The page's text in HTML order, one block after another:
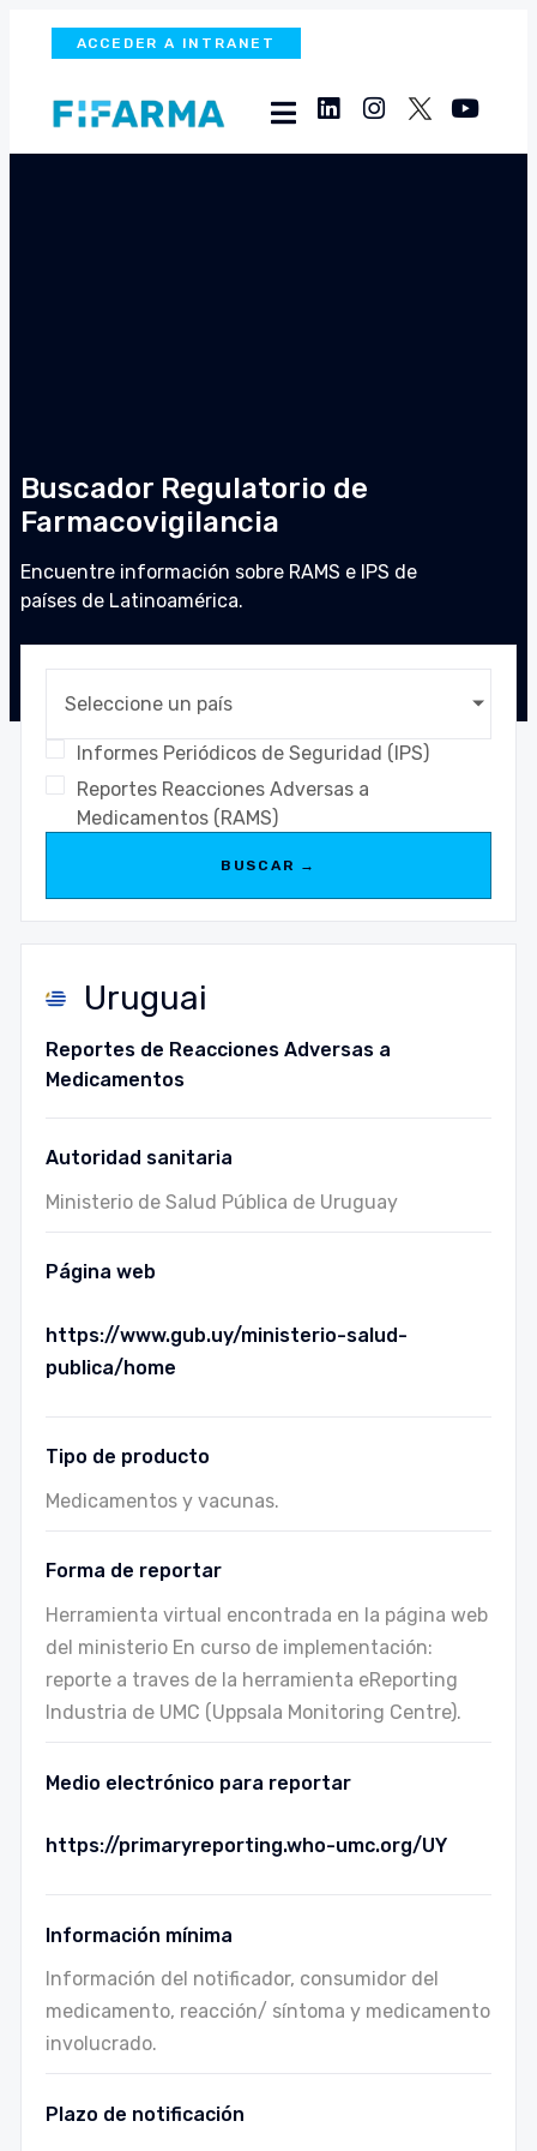
ACCEDER A INTRANET
Buscador Regulatorio de
Farmacovigilancia
Encuentre información sobre RAMS e IPS de
países de Latinoamérica.​
Seleccione un país
Informes Periódicos de Seguridad (IPS)
Reportes Reacciones Adversas a
Medicamentos (RAMS)
BUSCAR →
Uruguai
Reportes de Reacciones Adversas a
Medicamentos
Autoridad sanitaria
Ministerio de Salud Pública de Uruguay
Página web
https://www.gub.uy/ministerio-salud-
publica/home
Tipo de producto
Medicamentos y vacunas.
Forma de reportar
Herramienta virtual encontrada en la página web
del ministerio En curso de implementación:
reporte a traves de la herramienta eReporting
Industria de UMC (Uppsala Monitoring Centre).
Medio electrónico para reportar
https://primaryreporting.who-umc.org/UY
Información mínima
Información del notificador, consumidor del
medicamento, reacción/ síntoma y medicamento
involucrado.
Plazo de notificación